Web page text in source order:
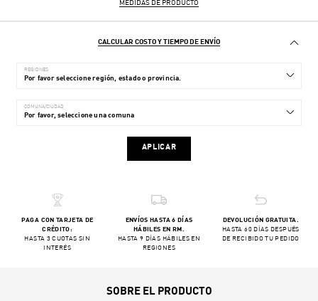
MEDIDAS DE PRODUCTO
CALCULAR COSTO Y TIEMPO DE ENVÍO
REGIONES
COMUNA/CIUDAD
APLICAR
PAGA CON TARJETA DE
CRÉDITO:
HASTA 3 CUOTAS SIN
INTERÉS
ENVÍOS HASTA 6 DÍAS
HÁBILES EN RM.
HASTA 9 DÍAS HÁBILES EN
REGIONES
DEVOLUCIÓN GRATUITA.
HASTA 60 DÍAS DESPUÉS
DE RECIBIDO TU PEDIDO
SOBRE EL PRODUCTO